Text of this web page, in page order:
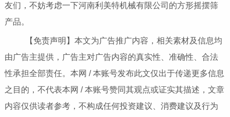
友们，不妨考虑一下河南利美特机械有限公司的方形摇摆筛
产品。
【免责声明】本文为广告推广内容，相关素材及信息均
由广告主提供，广告主对广告内容的真实性、准确性、合法
性承担全部责任。本网 / 本账号发布此文仅出于传递更多信息
之目的，不代表本网 / 本账号赞同其观点或证实其描述，文章
内容仅供读者参考，不构成任何投资建议、消费建议及行为